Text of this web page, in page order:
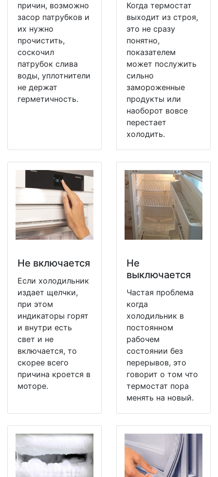
причин, возможно
засор патрубков и
их нужно
прочистить,
соскочил
патрубок слива
воды, уплотнители
не держат
герметичность.
Когда термостат
выходит из строя,
это не сразу
понятно,
показателем
может послужить
сильно
замороженные
продукты или
наоборот вовсе
перестает
холодить.
Не включается
Если холодильник
издает щелчки,
при этом
индикаторы горят
и внутри есть
свет и не
включается, то
скорее всего
причина кроется в
моторе.
Не
выключается
Частая проблема
когда
холодильник в
постоянном
рабочем
состоянии без
перерывов, это
говорит о том что
термостат пора
менять на новый.